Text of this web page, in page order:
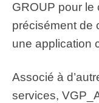
GROUP pour le
précisément de
une application
Associé à
services,